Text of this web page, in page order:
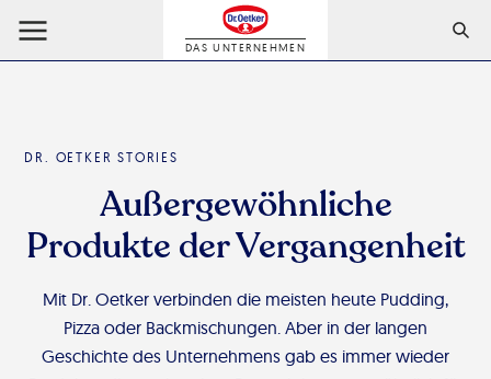
DAS UNTERNEHMEN
DR. OETKER STORIES
Außergewöhnliche
Produkte der Vergangenheit
Mit Dr. Oetker verbinden die meisten heute Pudding,
Pizza oder Backmischungen. Aber in der langen
Geschichte des Unternehmens gab es immer wieder